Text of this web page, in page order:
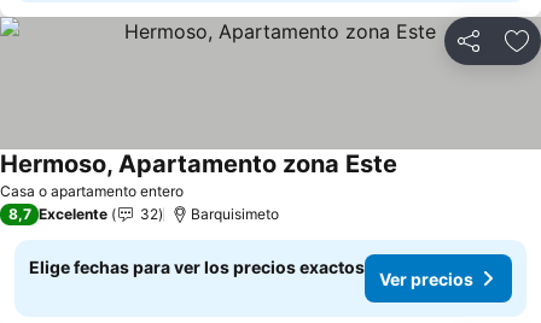
Compartir
Casa o apartamento entero
Hermoso, Apartamento zona Este
8,7 Excelente 32 Barquisimeto
Elige fechas para ver los precios exactos
Ver precios